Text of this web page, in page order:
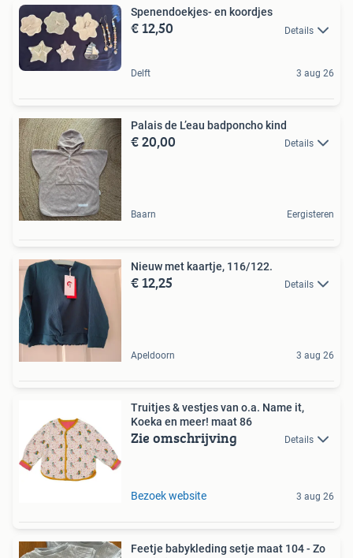
Spenendoekjes- en koordjes
€ 12,50 Details
Delft 3 aug 26
Palais de L’eau badponcho kind
€ 20,00 Details
Baarn Eergisteren
Nieuw met kaartje, 116/122.
€ 12,25 Details
Apeldoorn 3 aug 26
Truitjes & vestjes van o.a. Name it,
Koeka en meer! maat 86
Zie omschrijving Details
Bezoek website 3 aug 26
Feetje babykleding setje maat 104 - Zo